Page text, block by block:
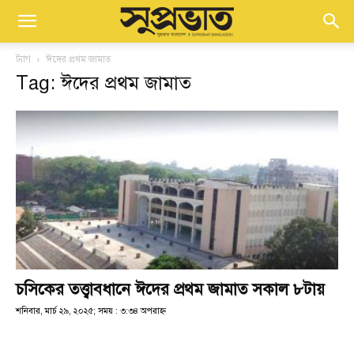
ট্যাগ ঈদের প্রথম জামাত
Tag: ঈদের প্রথম জামাত
চসিকের তত্ত্বাবধানে ঈদের প্রথম জামাত সকাল ৮টায়
শনিবার, মার্চ ২৯, ২০২৫; সময় : ৩:৩৪ অপরাহ্ণ